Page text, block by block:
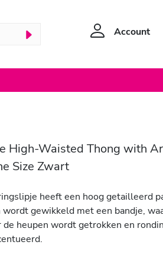
Account
High-Waisted Thong with
Size Zwart
heeft een hoog getailleerd
wordt gewikkeld met een bandje,
de heupen wordt getrokken en